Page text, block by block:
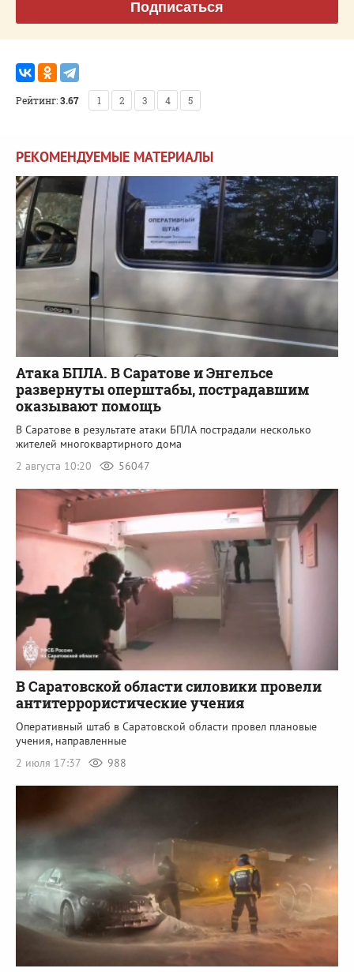
Подписаться
Рейтинг:3.67 1 2 3 4 5
РЕКОМЕНДУЕМЫЕ МАТЕРИАЛЫ
Атака БПЛА. В Саратове и Энгельсе
развернуты оперштабы, пострадавшим
оказывают помощь
В Саратове в результате атаки БПЛА пострадали несколько
жителей многоквартирного дома
2 августа 10:20
56047
В Саратовской области силовики провели
антитеррористические учения
Оперативный штаб в Саратовской области провел плановые
учения, направленные
2 июля 17:37
988